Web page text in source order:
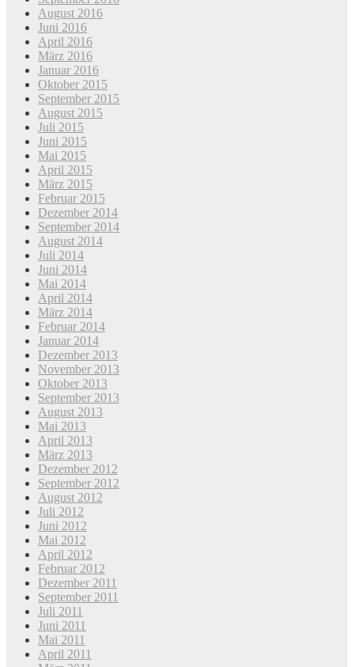
August 2016
Juni 2016
April 2016
März 2016
Januar 2016
Oktober 2015
September 2015
August 2015
Juli 2015
Juni 2015
Mai 2015
April 2015
März 2015
Februar 2015
Dezember 2014
September 2014
August 2014
Juli 2014
Juni 2014
Mai 2014
April 2014
März 2014
Februar 2014
Januar 2014
Dezember 2013
November 2013
Oktober 2013
September 2013
August 2013
Mai 2013
April 2013
März 2013
Dezember 2012
September 2012
August 2012
Juli 2012
Juni 2012
Mai 2012
April 2012
Februar 2012
Dezember 2011
September 2011
Juli 2011
Juni 2011
Mai 2011
April 2011